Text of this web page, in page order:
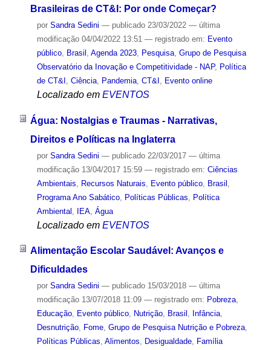
Brasileiras de CT&I: Por onde Começar?
por Sandra Sedini — publicado23/03/2022 — última
modificação04/04/2022 13:51 — registrado em: Evento
público, Brasil Agenda 2023, Pesquisa, Grupo de Pesquisa
Observatório da Inovação e Competitividade - NAP, Política
de CT&I
Ciência, Pandemia, CT&I Evento online
Localizado em EVENTOS
Água: Nostalgias e Traumas - Narrativas,
Direitos e Políticas na Inglaterra
por Sandra Sedini — publicado22/03/2017 — última
modificação13/04/2017 15:59 — registrado em: Ciências
Ambientais
Recursos Naturais Evento público, Brasil
Programa Ano Sabático, Políticas Públicas
Política
Ambiental
IEA, Água
Localizado em EVENTOS
Alimentação Escolar Saudável: Avanços e
Dificuldades
por Sandra Sedini — publicado15/03/2018 — última
modificação13/07/2018 11:09 — registrado em: Pobreza,
Educação, Evento público, Nutrição, Brasil , Infância,
Desnutrição, Fome, Grupo de Pesquisa Nutrição e Pobreza,
Políticas Públicas, Alimentos, Desigualdade, Família